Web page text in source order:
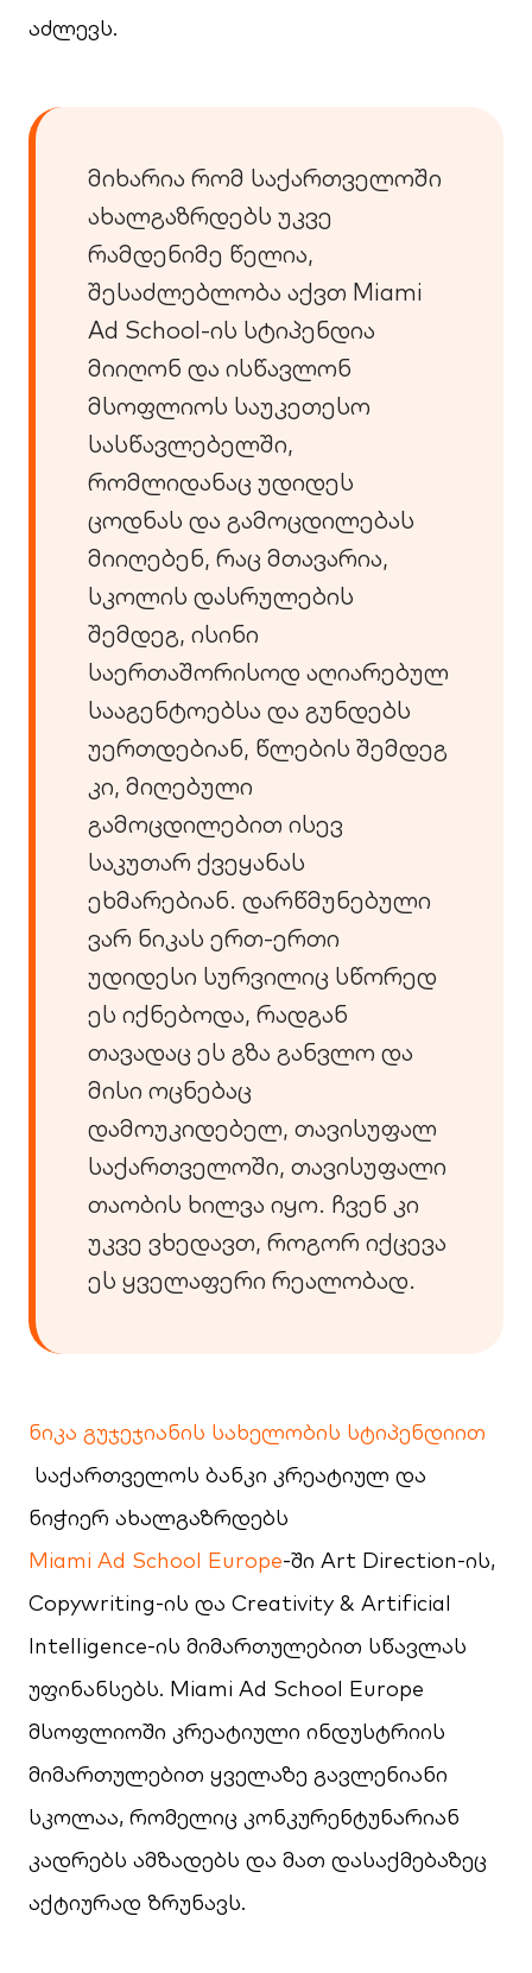
აძლევს.
მიხარია რომ საქართველოში
ახალგაზრდებს უკვე
რამდენიმე წელია,
შესაძლებლობა აქვთ Miami
Ad School-ის სტიპენდია
მიიღონ და ისწავლონ
მსოფლიოს საუკეთესო
სასწავლებელში,
რომლიდანაც უდიდეს
ცოდნას და გამოცდილებას
მიიღებენ, რაც მთავარია,
სკოლის დასრულების
შემდეგ, ისინი
საერთაშორისოდ აღიარებულ
სააგენტოებსა და გუნდებს
უერთდებიან, წლების შემდეგ
კი, მიღებული
გამოცდილებით ისევ
საკუთარ ქვეყანას
ეხმარებიან. დარწმუნებული
ვარ ნიკას ერთ-ერთი
უდიდესი სურვილიც სწორედ
ეს იქნებოდა, რადგან
თავადაც ეს გზა განვლო და
მისი ოცნებაც
დამოუკიდებელ, თავისუფალ
საქართველოში, თავისუფალი
თაობის ხილვა იყო. ჩვენ კი
უკვე ვხედავთ, როგორ იქცევა
ეს ყველაფერი რეალობად.
ნიკა გუჯეჯიანის სახელობის სტიპენდიით
საქართველოს ბანკი კრეატიულ და
ნიჭიერ ახალგაზრდებს
Miami Ad School Europe-ში Art Direction-ის,
Copywriting-ის და Creativity & Artificial
Intelligence-ის მიმართულებით სწავლას
უფინანსებს. Miami Ad School Europe
მსოფლიოში კრეატიული ინდუსტრიის
მიმართულებით ყველაზე გავლენიანი
სკოლაა, რომელიც კონკურენტუნარიან
კადრებს ამზადებს და მათ დასაქმებაზეც
აქტიურად ზრუნავს.